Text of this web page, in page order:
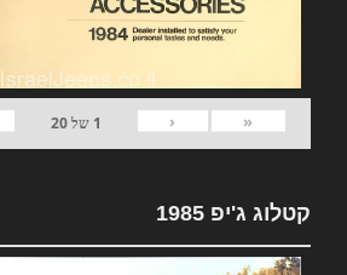
«
‹
1 של20
קטלוג ג'יפ 1985